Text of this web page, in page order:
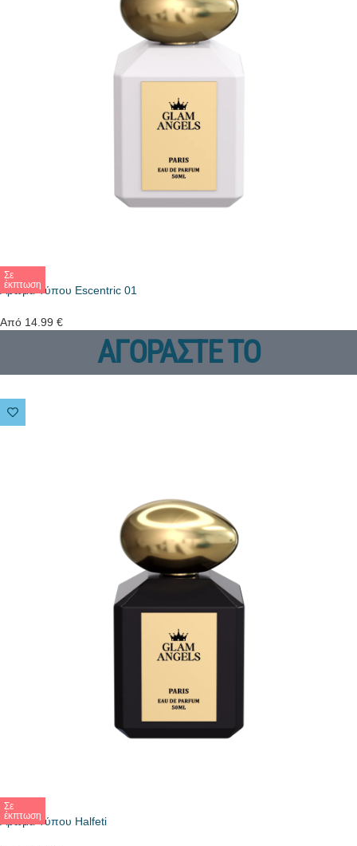
Σε
έκπτωση
Άρωμα Τύπου Escentric 01
Από 14.99 €
ΑΓΟΡΑΣΤΕ ΤΟ
Σε
έκπτωση
Άρωμα Τύπου Halfeti